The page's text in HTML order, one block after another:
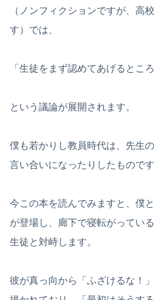
（ノンフィクションですが、高
す）では、
「生徒をまず認めてあげるとこ
という議論が展開されます。
僕も若かりし教員時代は、先生
言い合いになったりしたものです
今この本を読んでみますと、僕
が登場し、廊下で寝転がってい
生徒と対峙します。
彼が真っ向から「ふざけるな！